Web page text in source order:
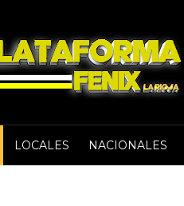
LOCALES NACIONALES